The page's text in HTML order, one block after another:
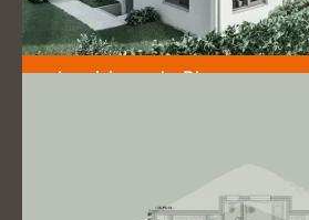
Inspirierende Planungen